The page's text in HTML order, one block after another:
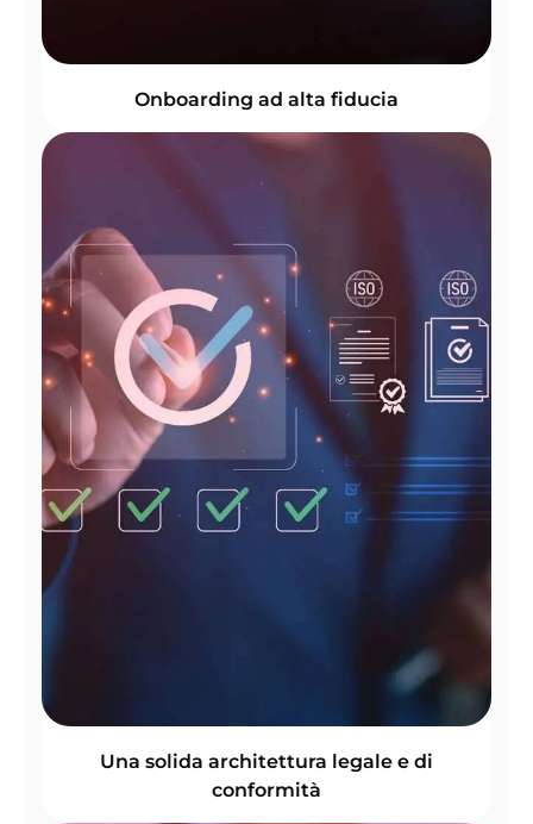
Onboarding ad alta fiducia
Una solida architettura legale e di
conformità